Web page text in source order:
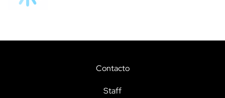
Contacto
Staff